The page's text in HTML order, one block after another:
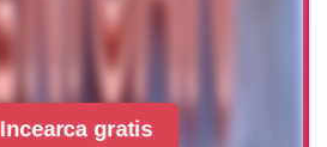
Incearca gratis